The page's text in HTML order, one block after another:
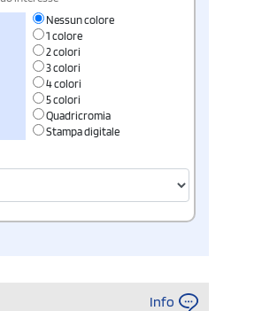
Nessun colore
1 colore
2 colori
3 colori
4 colori
5 colori
Quadricromia
Stampa digitale
Info